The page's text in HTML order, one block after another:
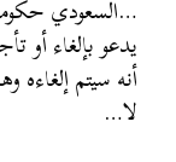
…السعودي حكومةً
يدعو بإلغاء أو
أنه سيتم إلغاءه
لا…